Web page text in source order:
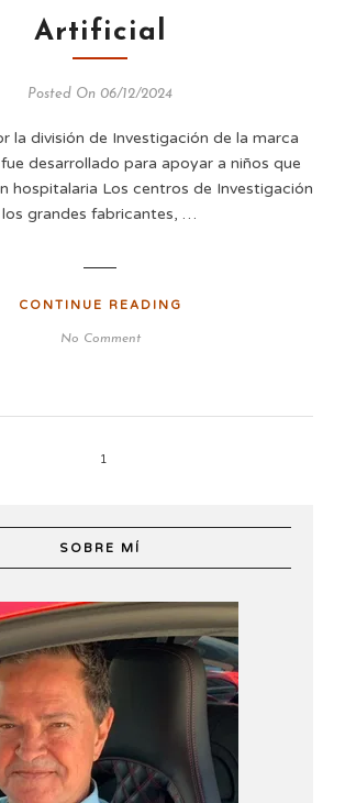
Artificial
Posted On 06/12/2024
la división de Investigación de la marca
desarrollado para apoyar a niños que
hospitalaria Los centros de Investigación
grandes fabricantes, …
CONTINUE READING
No Comment
1
SOBRE MÍ